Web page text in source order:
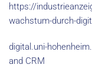
https://
wachstum-durch-
digital.uni-
and CRM